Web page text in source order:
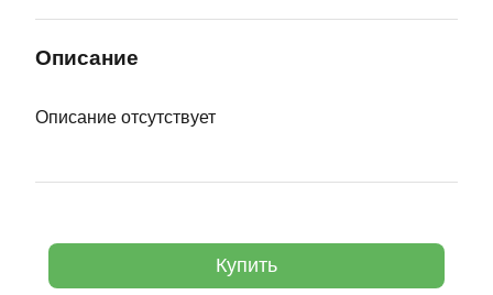
Описание
Описание отсутствует
Купить